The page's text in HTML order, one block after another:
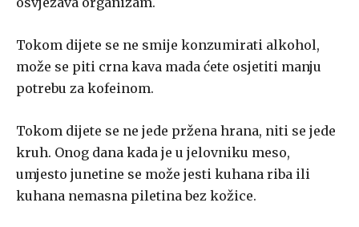
Tokom dijete se ne smije konzumirati alkohol,
može se piti crna kava mada ćete osjetiti manju
potrebu za kofeinom.
Tokom dijete se ne jede pržena hrana, niti se jede
kruh. Onog dana kada je u jelovniku meso,
umjesto junetine se može jesti kuhana riba ili
kuhana nemasna piletina bez kožice.